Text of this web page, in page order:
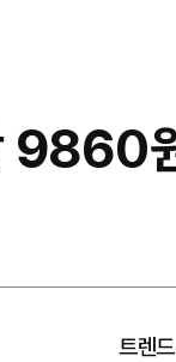
9860
트렌